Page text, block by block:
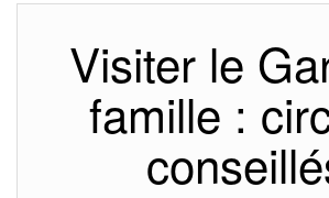
Visiter le
famille :